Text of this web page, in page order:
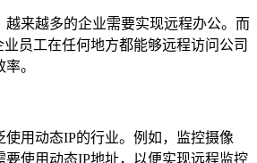
越来越多的企业需要实现远程办公。而
员工在任何地方都能够远程访问公司
。
使用动态IP的行业。例如，监控摄像
要使用动态IP地址，以便实现远程监控